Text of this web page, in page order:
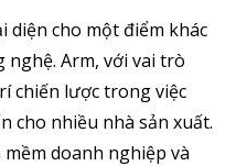
diện cho một điểm khác
Arm, với vai trò
chiến lược trong việc
cho nhiều nhà sản xuất.
doanh nghiệp và